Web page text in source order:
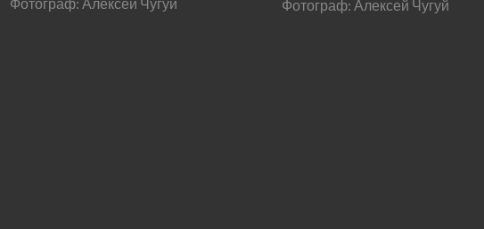
Фотограф: Алексей Чугуй